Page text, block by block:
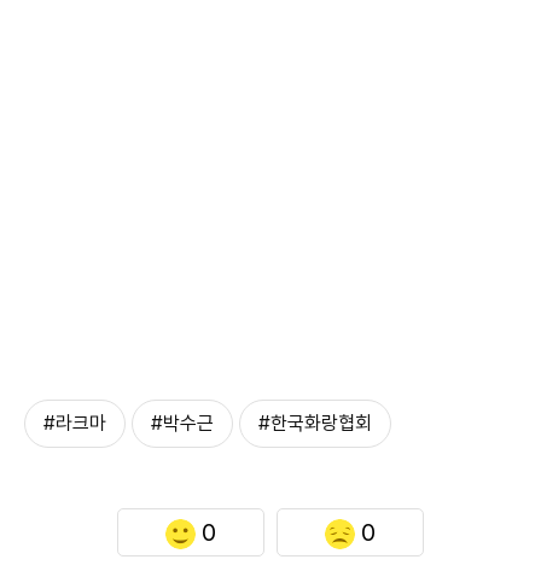
#라크마 #박수근 #한국화랑협회
0 0